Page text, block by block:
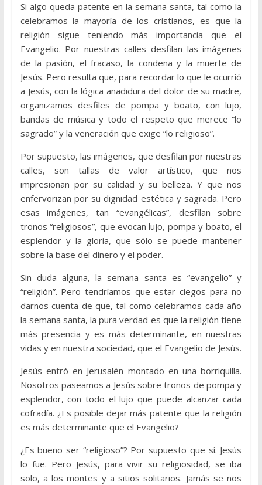
Si algo queda patente en la semana santa, tal como la
celebramos la mayoría de los cristianos, es que la
religión sigue teniendo más importancia que el
Evangelio. Por nuestras calles desfilan las imágenes
de la pasión, el fracaso, la condena y la muerte de
Jesús. Pero resulta que, para recordar lo que le ocurrió
a Jesús, con la lógica añadidura del dolor de su madre,
organizamos desfiles de pompa y boato, con lujo,
bandas de música y todo el respeto que merece “lo
sagrado” y la veneración que exige “lo religioso”.
Por supuesto, las imágenes, que desfilan por nuestras
calles, son tallas de valor artístico, que nos
impresionan por su calidad y su belleza. Y que nos
enfervorizan por su dignidad estética y sagrada. Pero
esas imágenes, tan “evangélicas”, desfilan sobre
tronos “religiosos”, que evocan lujo, pompa y boato, el
esplendor y la gloria, que sólo se puede mantener
sobre la base del dinero y el poder.
Sin duda alguna, la semana santa es “evangelio” y
“religión”. Pero tendríamos que estar ciegos para no
darnos cuenta de que, tal como celebramos cada año
la semana santa, la pura verdad es que la religión tiene
más presencia y es más determinante, en nuestras
vidas y en nuestra sociedad, que el Evangelio de Jesús.
Jesús entró en Jerusalén montado en una borriquilla.
Nosotros paseamos a Jesús sobre tronos de pompa y
esplendor, con todo el lujo que puede alcanzar cada
cofradía. ¿Es posible dejar más patente que la religión
es más determinante que el Evangelio?
¿Es bueno ser “religioso”? Por supuesto que sí. Jesús
lo fue. Pero Jesús, para vivir su religiosidad, se iba
solo, a los montes y a sitios solitarios. Jamás se nos